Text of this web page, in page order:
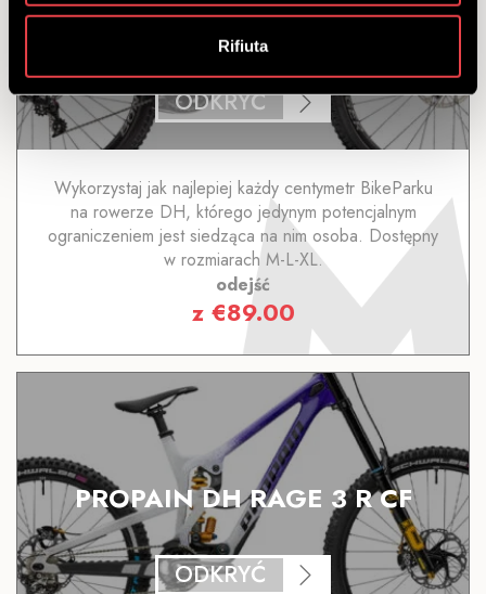
Rifiuta
DH TREK SESSION C29 M22
ODKRYĆ
Wykorzystaj jak najlepiej każdy centymetr BikeParku
na rowerze DH, którego jedynym potencjalnym
ograniczeniem jest siedząca na nim osoba. Dostępny
w rozmiarach M-L-XL.
odejść
z €89.00
PROPAIN DH RAGE 3 R CF
ODKRYĆ